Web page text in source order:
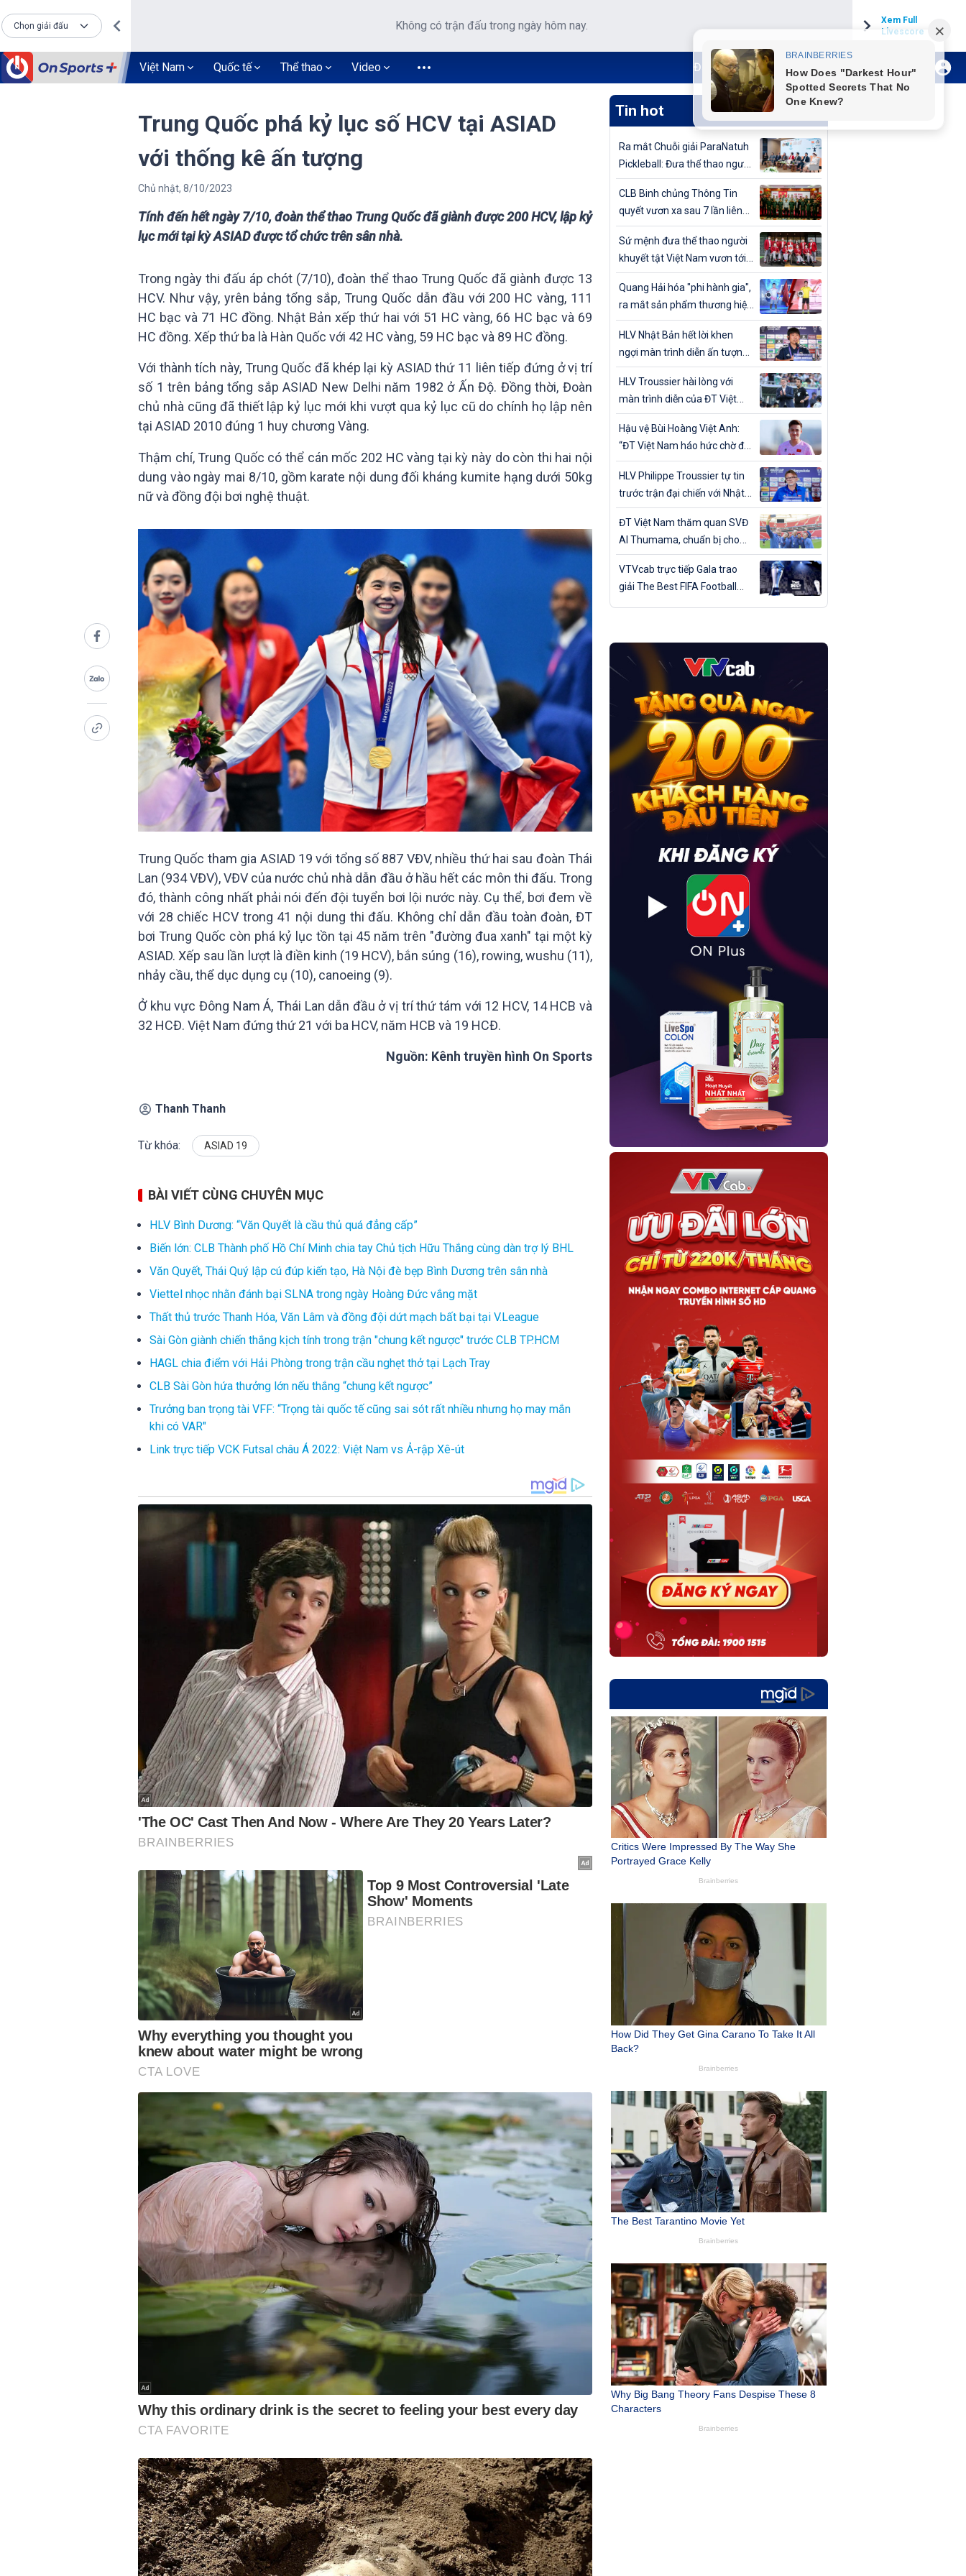
Chọn giải đấu Không có trận đấu trong ngày hôm nay.
Xem Full
Livescore
Việt Nam Quốc tế Thể thao Video Đăng ký Internet TH VTVCab Xem Live
Trung Quốc phá kỷ lục số HCV tại ASIAD
với thống kê ấn tượng
Chủ nhật, 8/10/2023
Tính đến hết ngày 7/10, đoàn thể thao Trung Quốc đã giành được 200 HCV, lập kỷ
lục mới tại kỳ ASIAD được tổ chức trên sân nhà.
Trong ngày thi đấu áp chót (7/10), đoàn thể thao Trung Quốc đã giành được 13
HCV. Như vậy, yrên bảng tổng sắp, Trung Quốc dẫn đầu với 200 HC vàng, 111
HC bạc và 71 HC đồng. Nhật Bản xếp thứ hai với 51 HC vàng, 66 HC bạc và 69
HC đồng. Xếp thứ ba là Hàn Quốc với 42 HC vàng, 59 HC bạc và 89 HC đồng.
Với thành tích này, Trung Quốc đã khép lại kỳ ASIAD thứ 11 liên tiếp đứng ở vị trí
số 1 trên bảng tổng sắp ASIAD New Delhi năm 1982 ở Ấn Độ. Đồng thời, Đoàn
chủ nhà cũng đã thiết lập kỷ lục mới khi vượt qua kỷ lục cũ do chính họ lập nên
tại ASIAD 2010 đúng 1 huy chương Vàng.
Thậm chí, Trung Quốc có thể cán mốc 202 HC vàng tại kỳ này do còn thi hai nội
dung vào ngày mai 8/10, gồm karate nội dung đối kháng kumite hạng dưới 50kg
nữ và đồng đội bơi nghệ thuật.
Trung Quốc tham gia ASIAD 19 với tổng số 887 VĐV, nhiều thứ hai sau đoàn Thái
Lan (934 VĐV), VĐV của nước chủ nhà dẫn đầu ở hầu hết các môn thi đấu. Trong
đó, thành công nhất phải nói đến đội tuyển bơi lội nước này. Cụ thể, bơi đem về
với 28 chiếc HCV trong 41 nội dung thi đấu. Không chỉ dẫn đầu toàn đoàn, ĐT
bơi Trung Quốc còn phá kỷ lục tồn tại 45 năm trên "đường đua xanh" tại một kỳ
ASIAD. Xếp sau lần lượt là điền kinh (19 HCV), bắn súng (16), rowing, wushu (11),
nhảy cầu, thể dục dụng cụ (10), canoeing (9).
Ở khu vực Đông Nam Á, Thái Lan dẫn đầu ở vị trí thứ tám với 12 HCV, 14 HCB và
32 HCĐ. Việt Nam đứng thứ 21 với ba HCV, năm HCB và 19 HCĐ.
Nguồn: Kênh truyền hình On Sports
Thanh Thanh
Từ khóa: ASIAD 19
BÀI VIẾT CÙNG CHUYÊN MỤC
HLV Bình Dương: “Văn Quyết là cầu thủ quá đẳng cấp”
Biến lớn: CLB Thành phố Hồ Chí Minh chia tay Chủ tịch Hữu Thắng cùng dàn trợ lý BHL
Văn Quyết, Thái Quý lập cú đúp kiến tạo, Hà Nội đè bẹp Bình Dương trên sân nhà
Viettel nhọc nhằn đánh bại SLNA trong ngày Hoàng Đức vắng mặt
Thất thủ trước Thanh Hóa, Văn Lâm và đồng đội dứt mạch bất bại tại V.League
Sài Gòn giành chiến thắng kịch tính trong trận "chung kết ngược" trước CLB TP.HCM
HAGL chia điểm với Hải Phòng trong trận cầu nghẹt thở tại Lạch Tray
CLB Sài Gòn hứa thưởng lớn nếu thắng “chung kết ngược”
Trưởng ban trọng tài VFF: “Trọng tài quốc tế cũng sai sót rất nhiều nhưng họ may mắn
khi có VAR"
Link trực tiếp VCK Futsal châu Á 2022: Việt Nam vs Ả-rập Xê-út
Tin hot
Ra mắt Chuỗi giải ParaNatuh
Pickleball: Đưa thể thao người
khuyết tật lên tầm cao mới
CLB Binh chủng Thông Tin
quyết vươn xa sau 7 lần liên
tiếp vô địch Giải bóng chuyền
Cúp Quân đội mở rộng 2024
Sứ mệnh đưa thể thao người
khuyết tật Việt Nam vươn tới
đỉnh cao
Quang Hải hóa "phi hành gia",
ra mắt sản phẩm thương hiệu
cá nhân trong ngày sinh nhật
HLV Nhật Bản hết lời khen
ngợi màn trình diễn ấn tượng
của ĐT Việt Nam
HLV Troussier hài lòng với
màn trình diễn của ĐT Việt
Nam trước Nhật Bản
Hậu vệ Bùi Hoàng Việt Anh:
“ĐT Việt Nam háo hức chờ đợi
trận đấu với Nhật Bản”
HLV Philippe Troussier tự tin
trước trận đại chiến với Nhật
Bản
ĐT Việt Nam thăm quan SVĐ
Al Thumama, chuẩn bị cho
trận gặp Nhật Bản
VTVcab trực tiếp Gala trao
giải The Best FIFA Football